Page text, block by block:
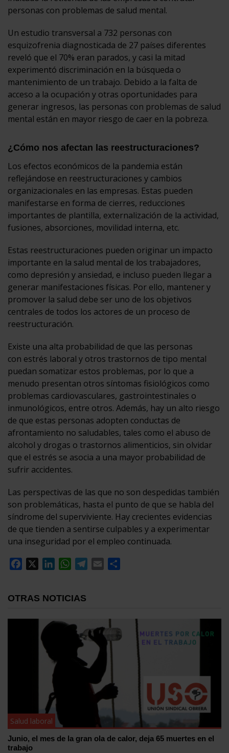
personas con problemas de salud mental.
Un estudio transversal a 732 personas con
esquizofrenia diagnosticada de 27 países diferentes
reveló que el 70% eran parados, y casi la mitad
experimentó discriminación en la búsqueda o
mantenimiento de un trabajo. Debido a la falta de
acceso a la ocupación y otras oportunidades para
generar ingresos, las personas con problemas de salud
mental están en mayor riesgo de caer en la pobreza.
¿Cómo nos afectan las reestructuraciones?
Los efectos económicos de la pandemia están
reflejándose en reestructuraciones y cambios
organizacionales en las empresas. Estas pueden
manifestarse en forma de cierres, reducciones
importantes de plantilla, externalización de la actividad,
fusiones, absorciones, movilidad interna, etc.
Estas reestructuraciones pueden originar un impacto
importante en la salud mental de los trabajadores,
como depresión y ansiedad, e incluso pueden llegar a
generar manifestaciones físicas. Por ello, mantener y
promover la salud debe ser uno de los objetivos
centrales de todos los actores de un proceso de
reestructuración.
Existe una alta probabilidad de que las personas
con estrés laboral y otros trastornos de tipo mental
puedan somatizar estos problemas, por lo que a
menudo presentan otros síntomas fisiológicos como
problemas cardiovasculares, gastrointestinales o
inmunológicos, entre otros. Además, hay un alto riesgo
de que estas personas adopten conductas de
afrontamiento no saludables, tales como el abuso de
alcohol y drogas o trastornos alimenticios, sin olvidar
que el estrés se asocia a una mayor probabilidad de
sufrir accidentes.
Las perspectivas de las que no son despedidas también
son problemáticas, hasta el punto de que se habla del
síndrome del superviviente. Hay crecientes evidencias
de que tienden a sentirse culpables y a experimentar
una inseguridad por el empleo continuada.
Facebook
LinkedInWhatsApp
Telegram
Email
OTRAS NOTICIAS
Salud laboral
Junio, el mes de la gran ola de calor, deja 65 muertes en el
trabajo